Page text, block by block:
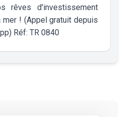
rêves d'investissement
! (Appel gratuit depuis
Réf: TR 0840